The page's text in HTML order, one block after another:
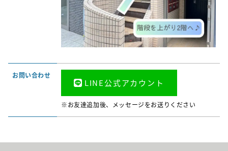
お問い合わせ
LINE公式アカウント
※お友達追加後、メッセージをお送りください